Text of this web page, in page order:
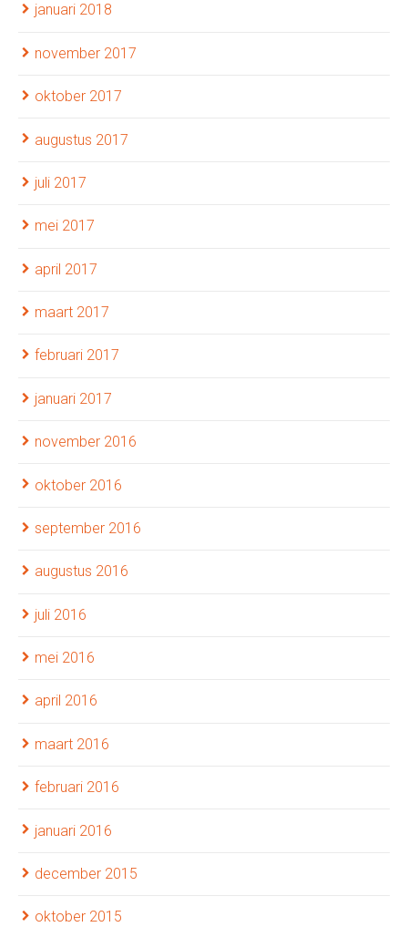
januari 2018
november 2017
oktober 2017
augustus 2017
juli 2017
mei 2017
april 2017
maart 2017
februari 2017
januari 2017
november 2016
oktober 2016
september 2016
augustus 2016
juli 2016
mei 2016
april 2016
maart 2016
februari 2016
januari 2016
december 2015
oktober 2015